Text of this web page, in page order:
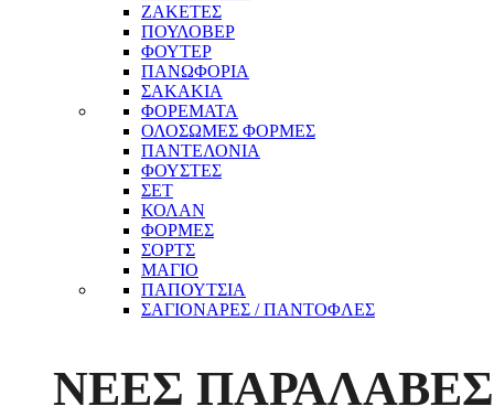
ΖΑΚΕΤΕΣ
ΠΟΥΛΟΒΕΡ
ΦΟΥΤΕΡ
ΠΑΝΩΦΟΡΙΑ
ΣΑΚΑΚΙΑ
ΦΟΡΕΜΑΤΑ
ΟΛΟΣΩΜΕΣ ΦΟΡΜΕΣ
ΠΑΝΤΕΛΟΝΙΑ
ΦΟΥΣΤΕΣ
ΣΕΤ
ΚΟΛΑΝ
ΦΟΡΜΕΣ
ΣΟΡΤΣ
ΜΑΓΙΟ
ΠΑΠΟΥΤΣΙΑ
ΣΑΓΙΟΝΑΡΕΣ / ΠΑΝΤΟΦΛΕΣ
ΝΕΕΣ ΠΑΡΑΛΑΒΕΣ